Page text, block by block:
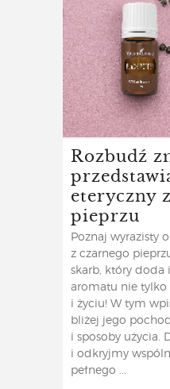
Rozbudź
eteryczny
pieprzu
Poznaj wyrazisty
z czarnego
skarb, który doda
aromatu nie tylko
i życiu! W tym
bliżej jego
i sposoby użycia.
i odkryjmy
pełnego ...